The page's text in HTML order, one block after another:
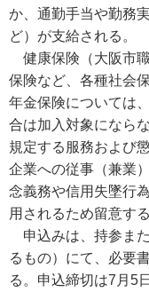
か、通勤手当や勤務
ど）が支給される。
健康保険（大阪市
保険など、各種社会
年金保険については
合は加入対象になら
規定する服務および
企業への従事（兼業
念義務や信用失墜行
用されるため留意する
申込みは、持参ま
るもの）にて、必要
る。申込締切は7月5